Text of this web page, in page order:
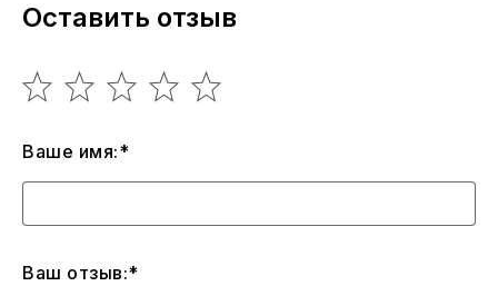
Оставить отзыв
Ваше имя:*
Ваш отзыв:*